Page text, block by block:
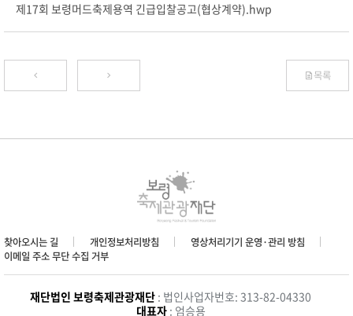
제17회 보령머드축제용역 긴급입찰공고(협상계약).hwp
목록
찾아오시는 길 개인정보처리방침
영상처리기기 운영·관리 방침
이메일 주소 무단 수집 거부
재단법인 보령축제관광재단 : 법인사업자번호: 313-82-04330
대표자: 엄승용